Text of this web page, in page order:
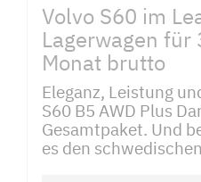
Volvo S60 im
Lagerwagen für
Monat brutto
Eleganz, Leistung
S60 B5 AWD Plus
Gesamtpaket. Und
es den